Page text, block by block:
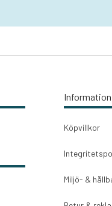
Information
Köpvillkor
Miljö- &